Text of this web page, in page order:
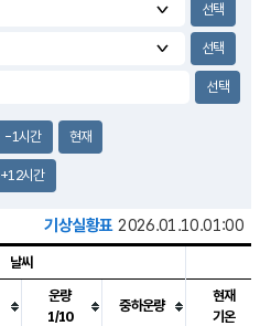
-1시간 현재
+12시간
기상실황표 2026.01.10.01:00
날씨
운량
1/10
중하운량
현재
기온